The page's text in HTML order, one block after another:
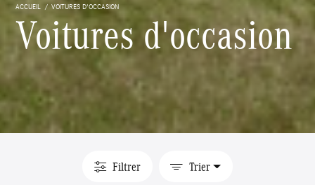
ACCUEIL VOITURES D'OCCASION
Voitures d'occasion
Filtrer Trier